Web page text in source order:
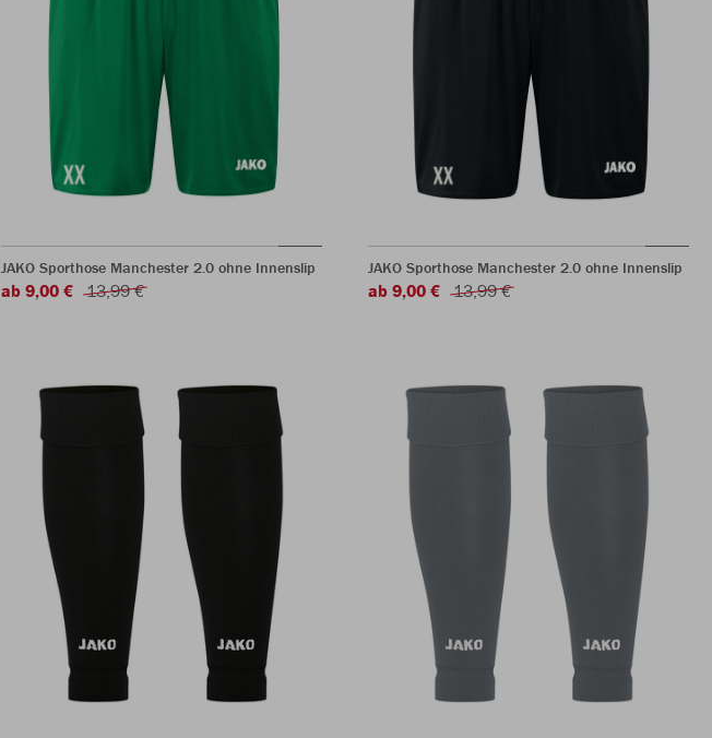
JAKO Sporthose Manchester 2.0 ohne Innenslip
ab 9,00 € 13,99 €
JAKO Sporthose Manchester 2.0 ohne Innenslip
ab 9,00 € 13,99 €